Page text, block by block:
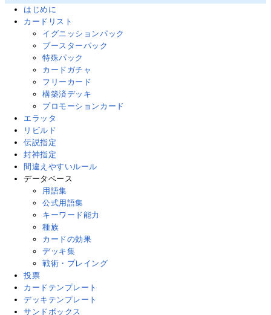
はじめに
カードリスト
イグニッションパック
ブースターパック
特殊パック
カードガチャ
フリーカード
構築済デッキ
プロモーションカード
エラッタ
リビルド
伝説指定
封神指定
間違えやすいルール
データベース
用語集
公式用語集
キーワード能力
種族
カードの効果
デッキ集
戦術・プレイング
投票
カードテンプレート
デッキテンプレート
サンドボックス